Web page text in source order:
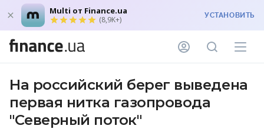
Multi от Finance.ua
(8,9K+) УСТАНОВИТЬ
На российский берег выведена
первая нитка газопровода
"Северный поток"